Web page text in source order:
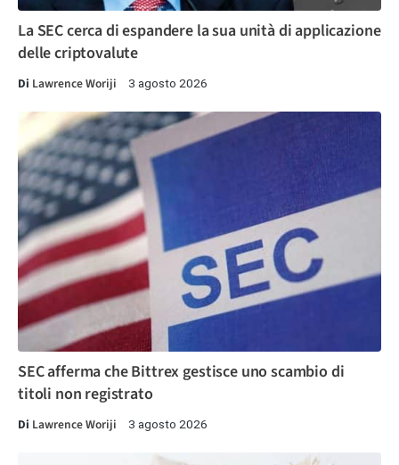
La SEC cerca di espandere la sua unità di applicazione
delle criptovalute
Di Lawrence Woriji 3 agosto 2026
SEC afferma che Bittrex gestisce uno scambio di
titoli non registrato
Di Lawrence Woriji 3 agosto 2026